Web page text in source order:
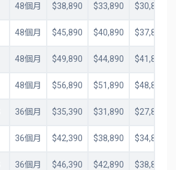
48個月 $38,890 $33,890 $30,890
48個月 $45,890 $40,890 $37,890
48個月 $49,890 $44,890 $41,890
48個月 $56,890 $51,890 $48,890
36個月 $35,390 $31,890 $27,890
36個月 $42,390 $38,890 $34,890
36個月 $46,390 $42,890 $38,890